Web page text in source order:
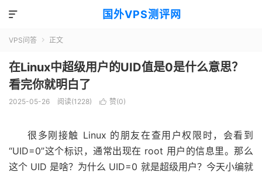
国外VPS测评网

VPS问答  正文
在Linux中超级用户的UID值是0是什么意思？
看完你就明白了
2025-05-26 阅读(1228)  赞(0)
很多刚接触 Linux 的朋友在查用户权限时，会看到
“UID=0”这个标识，通常出现在 root 用户的信息里。那么
这个 UID 是啥？为什么 UID=0 就是超级用户？今天小编就